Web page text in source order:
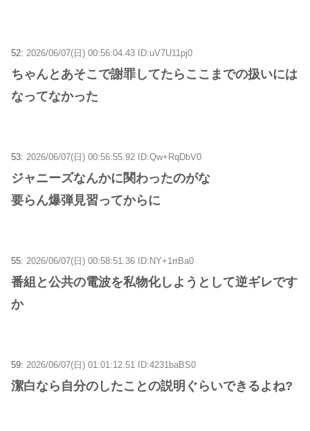
52: 2026/06/07(日) 00:56:04.43 ID:uV7U11pj0
ちゃんとあそこで謝罪してたらここまでの扱いには
なってなかった
53: 2026/06/07(日) 00:56:55.92 ID:Qw+RqDbV0
ジャニーズなんかに関わったのがな
要らん爆弾見習ってからに
55: 2026/06/07(日) 00:58:51.36 ID:NY+1rrBa0
番組と公共の電波を私物化しようとして逆ギレです
か
59: 2026/06/07(日) 01:01:12.51 ID:4231baBS0
潔白なら自分のしたことの説明ぐらいできるよね?